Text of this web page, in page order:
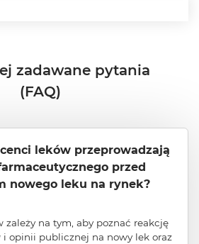
zadawane pytania
(FAQ)
leków przeprowadzają
przed
nowego leku na rynek?
zależy na tym, aby poznać reakcję
opinii publicznej na nowy lek oraz